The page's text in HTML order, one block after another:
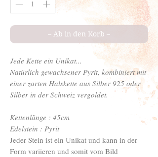
– Ab in den Korb –
Jede Kette ein Unikat...
Natürlich gewachsener Pyrit, kombiniert mit
einer zarten Halskette aus Silber 925 oder
Silber in der Schweiz vergoldet.
Kettenlänge : 45cm
Edelstein : Pyrit
Jeder Stein ist ein Unikat und kann in der
Form variieren und somit vom Bild